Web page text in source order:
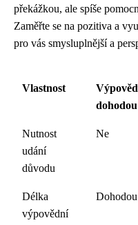
překážkou, ale spíše
Zaměřte se na pozitiva a
pro vás smysluplnější a
Vlastnost
dohodou
Nutnost
udání
důvodu
Ne
Délka
výpovědní
Dohodou